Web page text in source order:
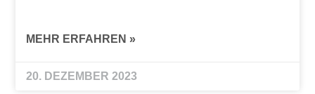
MEHR ERFAHREN »
20. DEZEMBER 2023